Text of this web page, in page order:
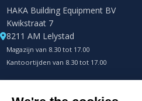
HAKA Building Equipment BV
Kwikstraat 7
8211 AM Lelystad
Magazijn van 8.30 tot 17.00
Kantoortijden van 8.30 tot 17.00